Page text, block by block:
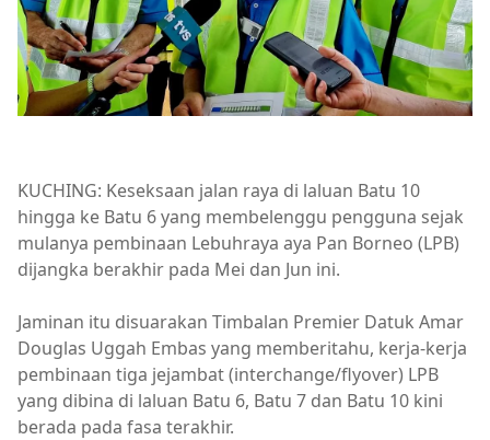
KUCHING: Keseksaan jalan raya di laluan Batu 10
hingga ke Batu 6 yang membelenggu pengguna sejak
mulanya pembinaan Lebuhraya aya Pan Borneo (LPB)
dijangka berakhir pada Mei dan Jun ini.
Jaminan itu disuarakan Timbalan Premier Datuk Amar
Douglas Uggah Embas yang memberitahu, kerja-kerja
pembinaan tiga jejambat (interchange/flyover) LPB
yang dibina di laluan Batu 6, Batu 7 dan Batu 10 kini
berada pada fasa terakhir.